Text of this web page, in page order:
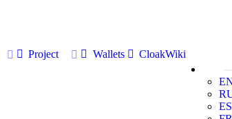
Project Wallets
CloakWiki
ES